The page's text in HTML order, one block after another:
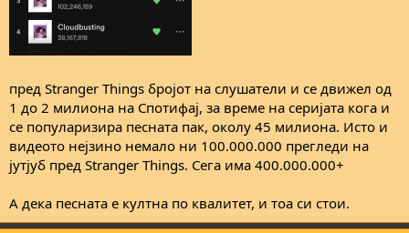
пред Stranger Things бројот на слушатели и се движел од
1 до 2 милиона на Спотифај, за време на серијата кога и
се популаризира песната пак, околу 45 милиона. Исто и
видеото нејзино немало ни 100.000.000 прегледи на
јутјуб пред Stranger Things. Сега има 400.000.000+
А дека песната е култна по квалитет, и тоа си стои.